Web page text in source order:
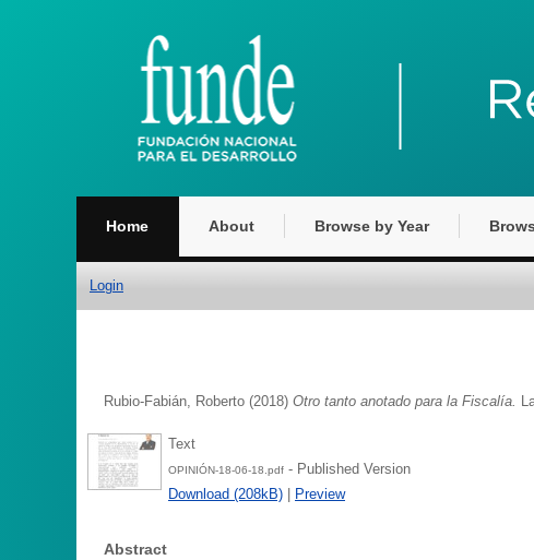
Home About Browse by Year
Login
Rubio-Fabián, Roberto (2018) Otro tanto anotado para la Fiscalía.
Text
OPINIÓN-18-06-18.pdf - Published Version
Download (208kB) | Preview
Abstract